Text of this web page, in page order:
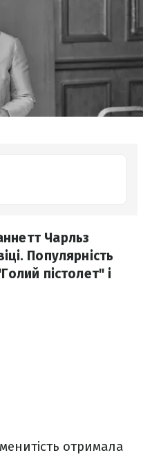
Чарльз
Популярність
пістолет" і
отримала